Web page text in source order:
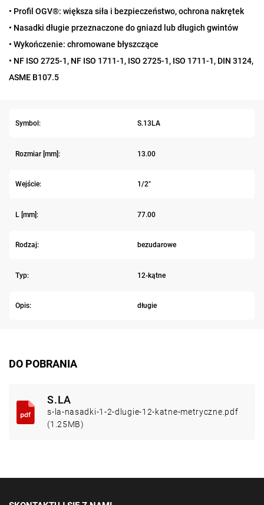
• Profil OGV®: większa siła i bezpieczeństwo, ochrona nakrętek
• Nasadki długie przeznaczone do gniazd lub długich gwintów
• Wykończenie: chromowane błyszczące
• NF ISO 2725-1, NF ISO 1711-1, ISO 2725-1, ISO 1711-1, DIN 3124,
ASME B107.5
Symbol: S.13LA
Rozmiar [mm]: 13.00
Wejście: 1/2"
L [mm]: 77.00
Rodzaj: bezudarowe
Typ: 12-kątne
Opis: długie
DO POBRANIA
S.LA
s-la-nasadki-1-2-dlugie-12-katne-metryczne.pdf
(1.25MB)